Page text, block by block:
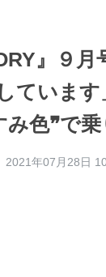
』９
ていま
色❞で乗
2021年07月28日